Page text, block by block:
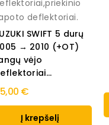
deflektoriai.
SWIFT 5 durų
→ 2010 (+OT)
vėjo
€
Į krepšelį